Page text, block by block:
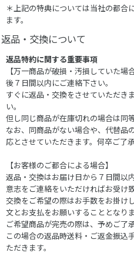
＊上記の特典については当社の都合
ます。
返品・交換について
返品特約に関する重要事項
【万一商品が破損・汚損していた
後７日間以内にご連絡下さい。
すぐに返品・交換をさせていただき
い。
但し同じ商品が在庫切れの場合は同
なお、同商品がない場合や、代替品
応とさせていただきます。何卒ご了
【お客様のご都合による場合】
返品・交換はお届け日から７日間以
意志をご連絡をいただければお受け致
交換をご希望の際はお手数をお掛け
文とお支払をお願いすることとなりま
ご希望商品が完売の際は、予めご了
この場合の返品時送料・ご返金振込
ただきます。